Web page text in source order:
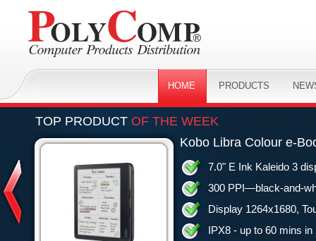
HOME PRODUCTS
TOP PRODUCT OF THE WEEK
Kobo Libra Colour e-
7.0" E Ink Kaleido 3
300 PPI—black-and-
Display 1264x1680,
IPX8 - up to 60 mins